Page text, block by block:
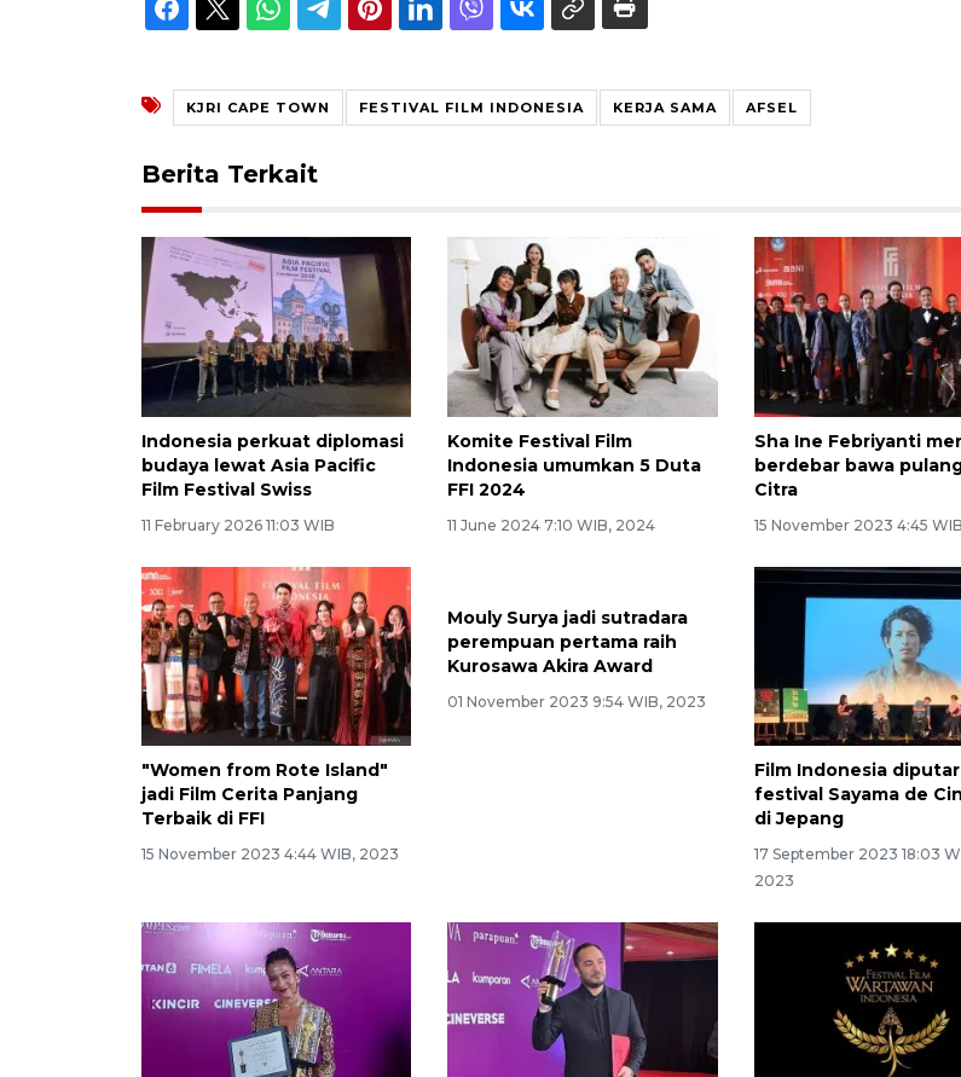
KJRI CAPE TOWN FESTIVAL FILM INDONESIA KERJA SAMA AFSEL
Berita Terkait
Indonesia perkuat diplomasi
budaya lewat Asia Pacific
Film Festival Swiss
11 February 2026 11:03 WIB
Komite Festival Film
Indonesia umumkan 5 Duta
FFI 2024
11 June 2024 7:10 WIB, 2024
Sha Ine Febriyanti
berdebar bawa
Citra
15 November 2023 4:45
"Women from Rote Island"
jadi Film Cerita Panjang
Terbaik di FFI
15 November 2023 4:44 WIB, 2023
Film Indonesia
festival Sayama de
di Jepang
17 September 2023 18:03
2023